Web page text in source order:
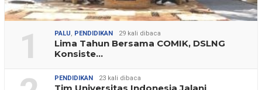
1 PALU, PENDIDIKAN 29 kali dibaca
Lima Tahun Bersama COMIK, DSLNG
Konsiste…
PENDIDIKAN 23 kali dibaca